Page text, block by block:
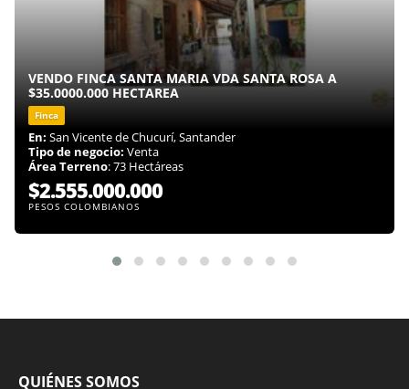
VENDO FINCA SANTA MARIA VDA SANTA ROSA A
$35.0000.000 HECTAREA
Finca
En: San Vicente de Chucurí, Santander
Tipo de negocio: Venta
Área Terreno: 73 Hectáreas
$2.555.000.000
PESOS COLOMBIANOS
QUIÉNES SOMOS